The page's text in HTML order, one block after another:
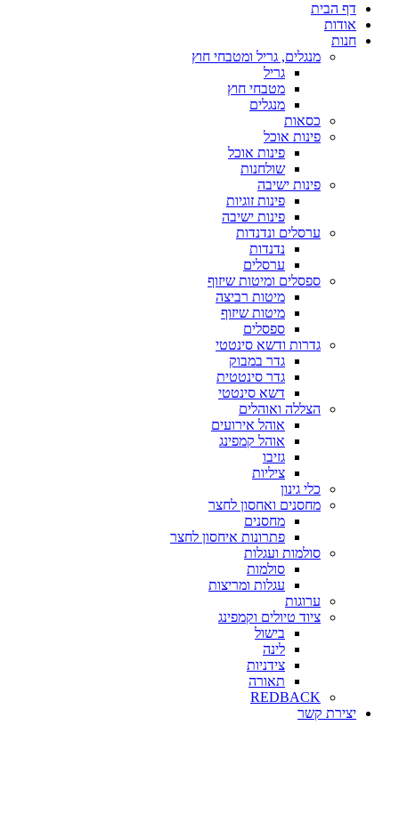
דף הבית
אודות
חנות
מנגלים, גריל ומטבחי חוץ
גריל
מטבחי חוץ
מנגלים
כסאות
פינות אוכל
פינות אוכל
שולחנות
פינות ישיבה
פינות זוגיות
פינות ישיבה
ערסלים ונדנדות
נדנדות
ערסלים
ספסלים ומיטות שיזוף
מיטות רביצה
מיטות שיזוף
ספסלים
גדרות ודשא סינטטי
גדר במבוק
גדר סינטטית
דשא סינטטי
הצללה ואוהלים
אוהל אירועים
אוהל קמפינג
גזיבו
ציליות
כלי גינון
מחסנים ואחסון לחצר
מחסנים
פתרונות איחסון לחצר
סולמות ועגלות
סולמות
עגלות ומריצות
ערוגות
ציוד טיולים וקמפינג
בישול
לינה
צידניות
תאורה
REDBACK
יצירת קשר